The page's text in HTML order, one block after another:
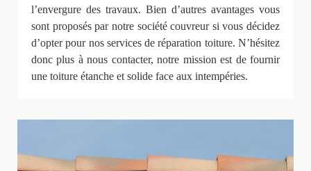
l’envergure des travaux. Bien d’autres avantages vous
sont proposés par notre société couvreur si vous décidez
d’opter pour nos services de réparation toiture. N’hésitez
donc plus à nous contacter, notre mission est de fournir
une toiture étanche et solide face aux intempéries.